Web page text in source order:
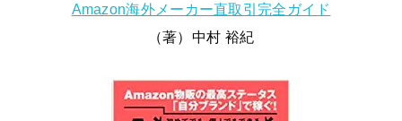
Amazon海外メーカー直取引完全ガイド
（著）中村 裕紀